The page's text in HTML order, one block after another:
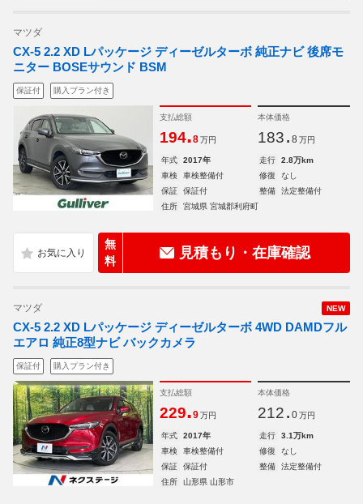
マツダ
CX-5 2.2 XD Lパッケージ ディーゼルターボ 純正ナビ 後席モ
ニター BOSEサウンド BSM
保証付 購入プラン付き
支払総額
194.8 万円
本体価格
183. 8 万円
年式 2017年 走行
2.8万km
車検
車検整備付 修復
なし
保証
保証付 整備
法定整備付
住所
宮城県 宮城郡利府町
無
料
見積もり・在庫確認
NEW
マツダ
CX-5 2.2 XD Lパッケージ ディーゼルターボ 4WD DAMDフル
エアロ 純正8型ナビ バックカメラ
保証付 購入プラン付き
支払総額
229.9 万円
本体価格
212. 0 万円
年式 2017年 走行
3.1万km
車検
車検整備付 修復
なし
保証
保証付 整備
法定整備付
住所
山形県 山形市